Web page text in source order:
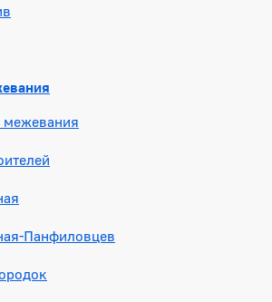
межевания
Панфиловцев